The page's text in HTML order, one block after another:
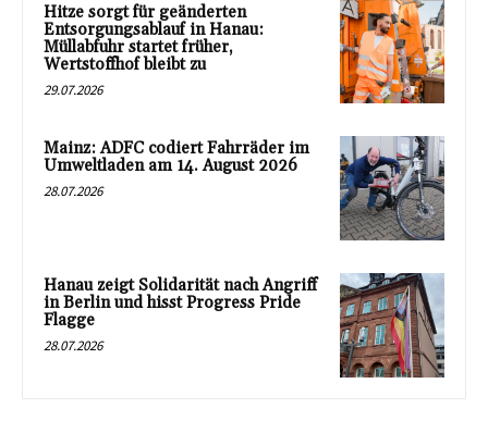
Hitze sorgt für geänderten
Entsorgungsablauf in Hanau:
Müllabfuhr startet früher,
Wertstoffhof bleibt zu
29.07.2026
Mainz: ADFC codiert Fahrräder im
Umweltladen am 14. August 2026
28.07.2026
Hanau zeigt Solidarität nach Angriff
in Berlin und hisst Progress Pride
Flagge
28.07.2026